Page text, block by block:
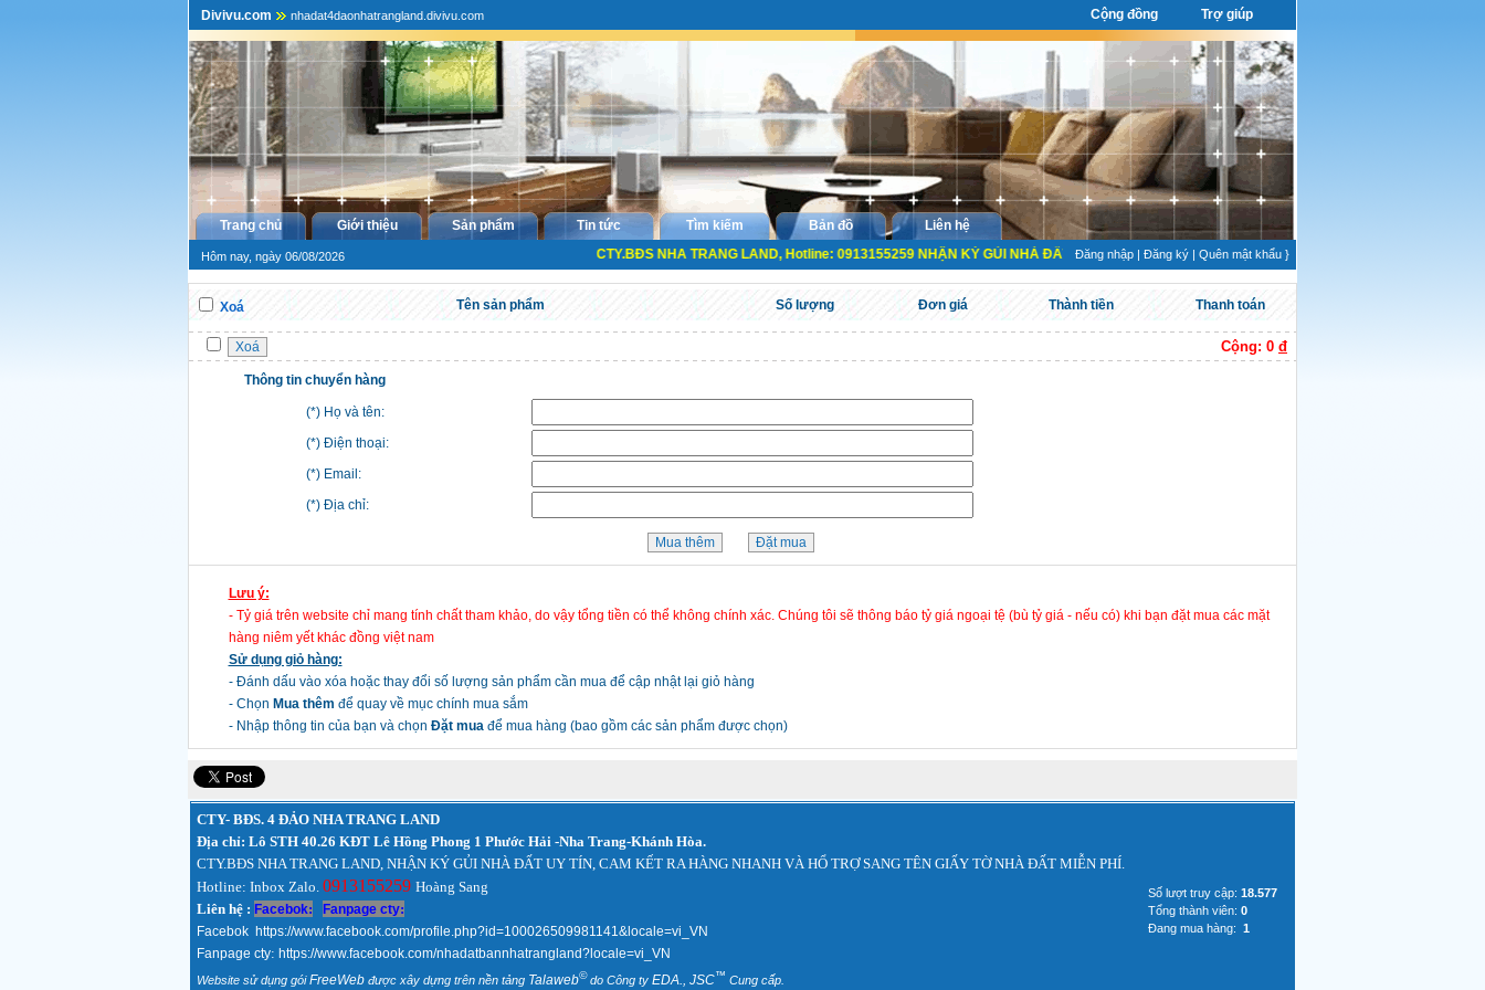
Divivu.com nhadat4daonhatrangland.divivu.com Cộng đồng Trợ giúp
Trang chủ Giới thiệu Sản phẩm Tin tức Tìm kiếm Bản đồ Liên hệ
Hôm nay, ngày 06/08/2026 CTY.BĐS NHA TRANG LAND, Hotline: 0913155259 NHẬN KÝ GỦI NHÀ ĐẤT UY TÍN, CAM KẾT RA HÀNG NHANH VÀ HỔ TRỢ SANG TÊN
Đăng nhập | Đăng ký | Quên mật khẩu }
Xoá Tên sản phẩm Số lượng Đơn giá Thành tiền Thanh toán
Cộng: 0 đ
Thông tin chuyển hàng
(*) Họ và tên:
(*) Điện thoại:
(*) Email:
(*) Địa chỉ:
Lưu ý:
- Tỷ giá trên website chỉ mang tính chất tham khảo, do vậy tổng tiền có thể không chính xác. Chúng tôi sẽ thông báo tỷ giá ngoại tệ (bù tỷ giá - nếu có) khi bạn đặt mua các mặt
hàng niêm yết khác đồng việt nam
Sử dụng giỏ hàng:
- Đánh dấu vào xóa hoặc thay đổi số lượng sản phẩm cần mua để cập nhật lại giỏ hàng
- Chọn Mua thêm để quay về mục chính mua sắm
- Nhập thông tin của bạn và chọn Đặt mua để mua hàng (bao gồm các sản phẩm được chọn)
CTY- BĐS. 4 ĐẢO NHA TRANG LAND
Địa chỉ: Lô STH 40.26 KĐT Lê Hồng Phong 1 Phước Hải -Nha Trang-Khánh Hòa.
CTY.BĐS NHA TRANG LAND, NHẬN KÝ GỦI NHÀ ĐẤT UY TÍN, CAM KẾT RA HÀNG NHANH VÀ HỔ TRỢ SANG TÊN GIẤY TỜ NHÀ ĐẤT MIỄN PHÍ.
Hotline: Inbox Zalo. 0913155259 Hoàng Sang
Liên hệ : Facebok: Fanpage cty:
Facebok https://www.facebook.com/profile.php?id=100026509981141&locale=vi_VN
Fanpage cty: https://www.facebook.com/nhadatbannhatrangland?locale=vi_VN
Website sử dụng góiFreeWeb được xây dựng trên nền tảng Talaweb©do Công ty EDA., JSC™ Cung cấp.
Số lượt truy cập: 18.577
Tổng thành viên: 0
Đang mua hàng: 1